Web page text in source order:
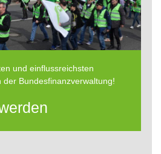
und einflussreichsten
der Bundesfinanzverwaltung!